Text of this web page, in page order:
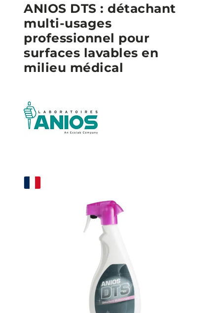
ANIOS DTS : détachant
multi-usages
professionnel pour
surfaces lavables en
milieu médical